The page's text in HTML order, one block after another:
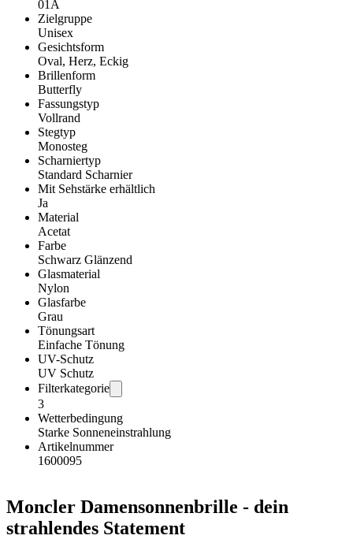
01A
Zielgruppe
Unisex
Gesichtsform
Oval, Herz, Eckig
Brillenform
Butterfly
Fassungstyp
Vollrand
Stegtyp
Monosteg
Scharniertyp
Standard Scharnier
Mit Sehstärke erhältlich
Ja
Material
Acetat
Farbe
Schwarz Glänzend
Glasmaterial
Nylon
Glasfarbe
Grau
Tönungsart
Einfache Tönung
UV-Schutz
UV Schutz
Filterkategorie
3
Wetterbedingung
Starke Sonneneinstrahlung
Artikelnummer
1600095
Moncler Damensonnenbrille - dein
strahlendes Statement